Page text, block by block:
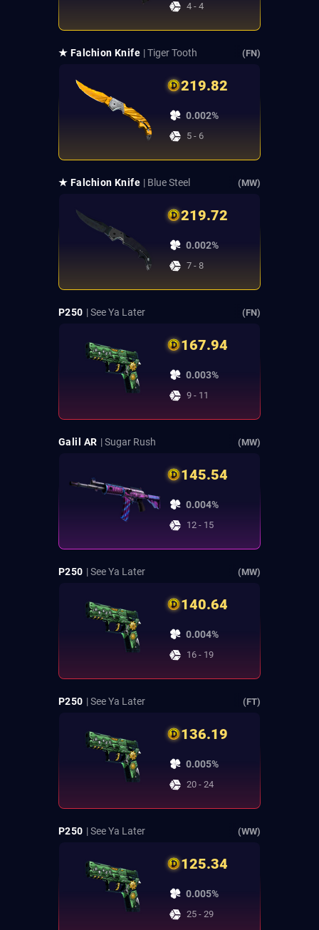
4 - 4
★ Falchion Knife | Tiger Tooth (FN)
219.82
0.002%
5 - 6
★ Falchion Knife | Blue Steel (MW)
219.72
0.002%
7 - 8
P250 | See Ya Later (FN)
167.94
0.003%
9 - 11
Galil AR | Sugar Rush (MW)
145.54
0.004%
12 - 15
P250 | See Ya Later (MW)
140.64
0.004%
16 - 19
P250 | See Ya Later (FT)
136.19
0.005%
20 - 24
P250 | See Ya Later (WW)
125.34
0.005%
25 - 29